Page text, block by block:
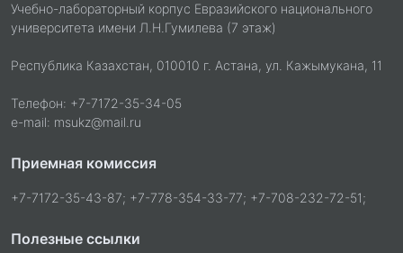
Учебно-лабораторный корпус Евразийского национального
университета имени Л.Н.Гумилева (7 этаж)
Республика Казахстан, 010010 г. Астана, ул. Кажымукана, 11
Телефон: +7-7172-35-34-05
e-mail: msukz@mail.ru
Приемная комиссия
+7-7172-35-43-87; +7-778-354-33-77; +7-708-232-72-51;
Полезные ссылки